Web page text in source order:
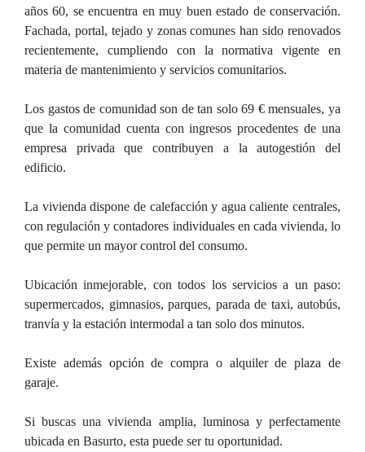
años 60, se encuentra en muy buen estado de conservación.
Fachada, portal, tejado y zonas comunes han sido renovados
recientemente, cumpliendo con la normativa vigente en
materia de mantenimiento y servicios comunitarios.
Los gastos de comunidad son de tan solo 69 € mensuales, ya
que la comunidad cuenta con ingresos procedentes de una
empresa privada que contribuyen a la autogestión del
edificio.
La vivienda dispone de calefacción y agua caliente centrales,
con regulación y contadores individuales en cada vivienda, lo
que permite un mayor control del consumo.
Ubicación inmejorable, con todos los servicios a un paso:
supermercados, gimnasios, parques, parada de taxi, autobús,
tranvía y la estación intermodal a tan solo dos minutos.
Existe además opción de compra o alquiler de plaza de
garaje.
Si buscas una vivienda amplia, luminosa y perfectamente
ubicada en Basurto, esta puede ser tu oportunidad.